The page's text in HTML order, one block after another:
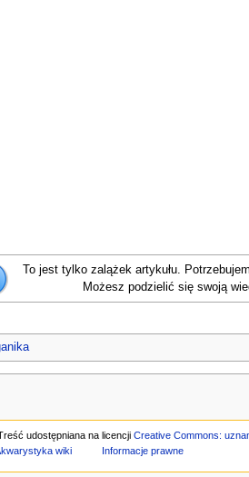
To jest tylko zalążek artykułu.
Możesz podzielić się swoją
udostępniana na licencji Creative Commons:
wiki
Informacje prawne